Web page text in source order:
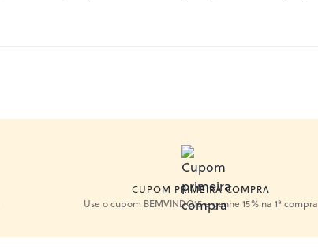
CUPOM PRIMEIRA COMPRA
Use o cupom BEMVINDO15 e ganhe 15% na 1ª compra